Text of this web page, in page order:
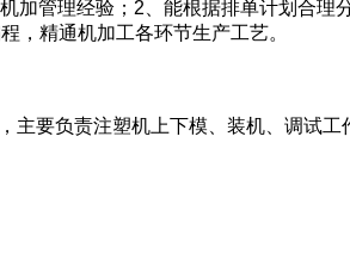
加管理经验；2、能根据排单计划合理
，精通机加工各环节生产工艺。
主要负责注塑机上下模、装机、调试